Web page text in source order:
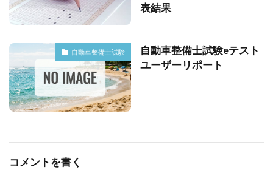
表結果
自動車整備士試験
自動車整備士試験eテスト
ユーザーリポート
コメントを書く